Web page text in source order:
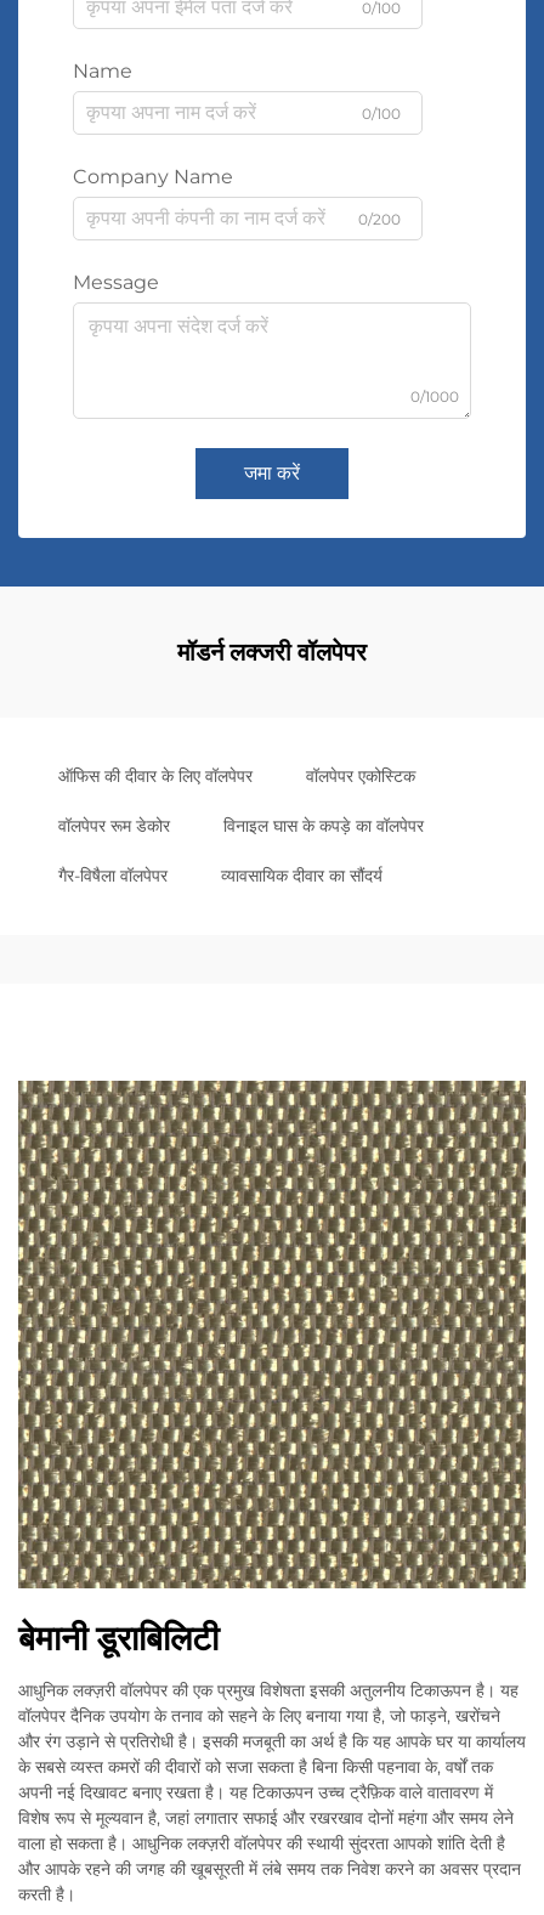
0/100
Name
0/100
Company Name
0/200
Message
0/1000
जमा करें
मॉडर्न लक्जरी वॉलपेपर
ऑफिस की दीवार के लिए वॉलपेपर वॉलपेपर एकोस्टिक
वॉलपेपर रूम डेकोर विनाइल घास के कपड़े का वॉलपेपर
गैर-विषैला वॉलपेपर व्यावसायिक दीवार का सौंदर्य
बेमानी डूराबिलिटी
आधुनिक लक्ज़री वॉलपेपर की एक प्रमुख विशेषता इसकी अतुलनीय टिकाऊपन है। यह
वॉलपेपर दैनिक उपयोग के तनाव को सहने के लिए बनाया गया है, जो फाड़ने, खरोंचने
और रंग उड़ाने से प्रतिरोधी है। इसकी मजबूती का अर्थ है कि यह आपके घर या कार्यालय
के सबसे व्यस्त कमरों की दीवारों को सजा सकता है बिना किसी पहनावा के, वर्षों तक
अपनी नई दिखावट बनाए रखता है। यह टिकाऊपन उच्च ट्रैफ़िक वाले वातावरण में
विशेष रूप से मूल्यवान है, जहां लगातार सफाई और रखरखाव दोनों महंगा और समय लेने
वाला हो सकता है। आधुनिक लक्ज़री वॉलपेपर की स्थायी सुंदरता आपको शांति देती है
और आपके रहने की जगह की खूबसूरती में लंबे समय तक निवेश करने का अवसर प्रदान
करती है।